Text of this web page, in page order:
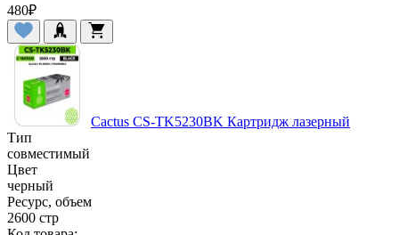
480₽
Cactus CS-TK5230BK Картридж лазерный
Тип
совместимый
Цвет
черный
Ресурс, объем
2600 стр